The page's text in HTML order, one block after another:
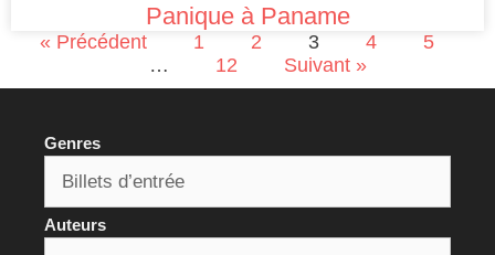
Panique à Paname
« Précédent 1 2 3 4
5
…
12 Suivant »
Genres
Auteurs